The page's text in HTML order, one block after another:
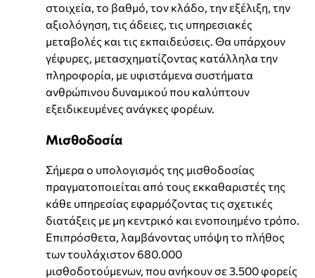
στοιχεία, το βαθμό, τον κλάδο, την εξέλιξη, την
αξιολόγηση, τις άδειες, τις υπηρεσιακές
μεταβολές και τις εκπαιδεύσεις. Θα υπάρχουν
γέφυρες, μετασχηματίζοντας κατάλληλα την
πληροφορία, με υφιστάμενα συστήματα
ανθρώπινου δυναμικού που καλύπτουν
εξειδικευμένες ανάγκες φορέων.
Μισθοδοσία
Σήμερα ο υπολογισμός της μισθοδοσίας
πραγματοποιείται από τους εκκαθαριστές της
κάθε υπηρεσίας εφαρμόζοντας τις σχετικές
διατάξεις με μη κεντρικό και ενοποιημένο τρόπο.
Επιπρόσθετα, λαμβάνοντας υπόψη το πλήθος
των τουλάχιστον 680.000
μισθοδοτούμενων, που ανήκουν σε 3.500 φορείς